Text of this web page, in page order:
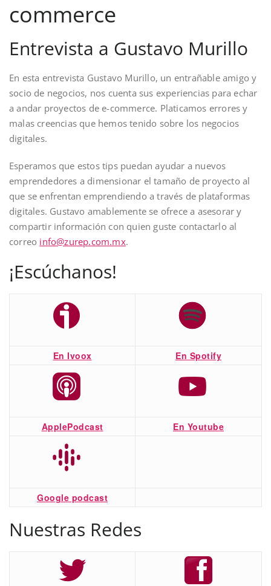
commerce
Entrevista a Gustavo Murillo
En esta entrevista Gustavo Murillo, un entrañable amigo y
socio de negocios, nos cuenta sus experiencias para echar
a andar proyectos de e-commerce. Platicamos errores y
malas creencias que hemos tenido sobre los negocios
digitales.
Esperamos que estos tips puedan ayudar a nuevos
emprendedores a dimensionar el tamaño de proyecto al
que se enfrentan emprendiendo a través de plataformas
digitales. Gustavo amablemente se ofrece a asesorar y
compartir información con quien guste contactarlo al
correo info@zurep.com.mx.
¡Escúchanos!
En Ivoox En Spotify
ApplePodcast En Youtube
Google podcast
Nuestras Redes